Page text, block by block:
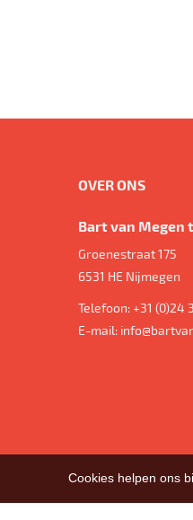
OVER ONS
Bart van Megen
Groenestraat 175
6531 HE Nijmegen
Telefoon:+31 (0)24
E-mail:
Cookies helpen ons